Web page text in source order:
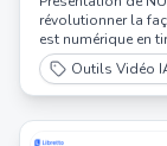
révolutionner la
est numérique en
Outils Vidéo